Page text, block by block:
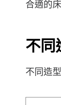
合適的
不同
不同造